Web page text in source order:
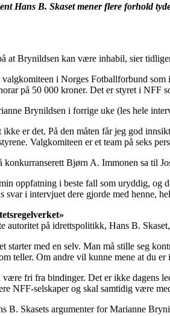
Hans B. Skaset mener flere forhold
at Brynildsen kan være inhabil, sier
i Norges Fotballforbund
på 50 000 kroner. Det er styret i NFF
Brynildsen i forrige uke (les hele
ikke er det. På den måten får jeg god
Valgkomiteen er et team på seks
konkurranserett Bjørn A. Immonen sa til
oppfatning i beste fall som uryddig,
svar i intervjuet dere gjorde med henne,
autoritet på idrettspolitikk, Hans B.
starter med en selv. Man må stille seg
teller. Om andre vil kunne mene at du er
fri fra bindinger. Det er ikke dagens
NFF-selskaper og skal samtidig være
B. Skasets argumenter for Marianne